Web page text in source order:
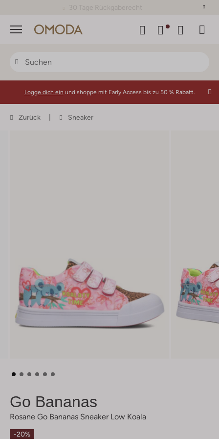
30 Tage Rückgaberecht
Menü
Logge dich ein und shoppe mit Early Access bis zu 50 % Rabatt.
Zurück Sneaker
Go Bananas
Rosane Go Bananas Sneaker Low Koala
-20%